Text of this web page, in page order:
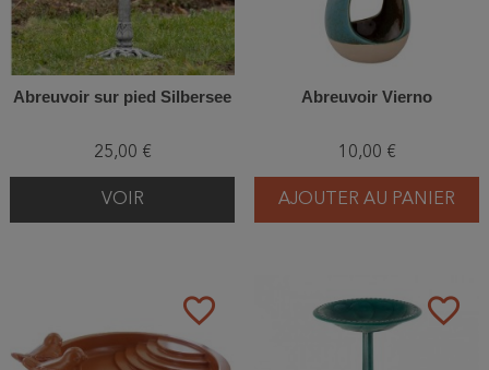
Abreuvoir sur pied Silbersee
25,00 €
VOIR
Abreuvoir Vierno
10,00 €
AJOUTER AU PANIER
favorite_border favorite_border